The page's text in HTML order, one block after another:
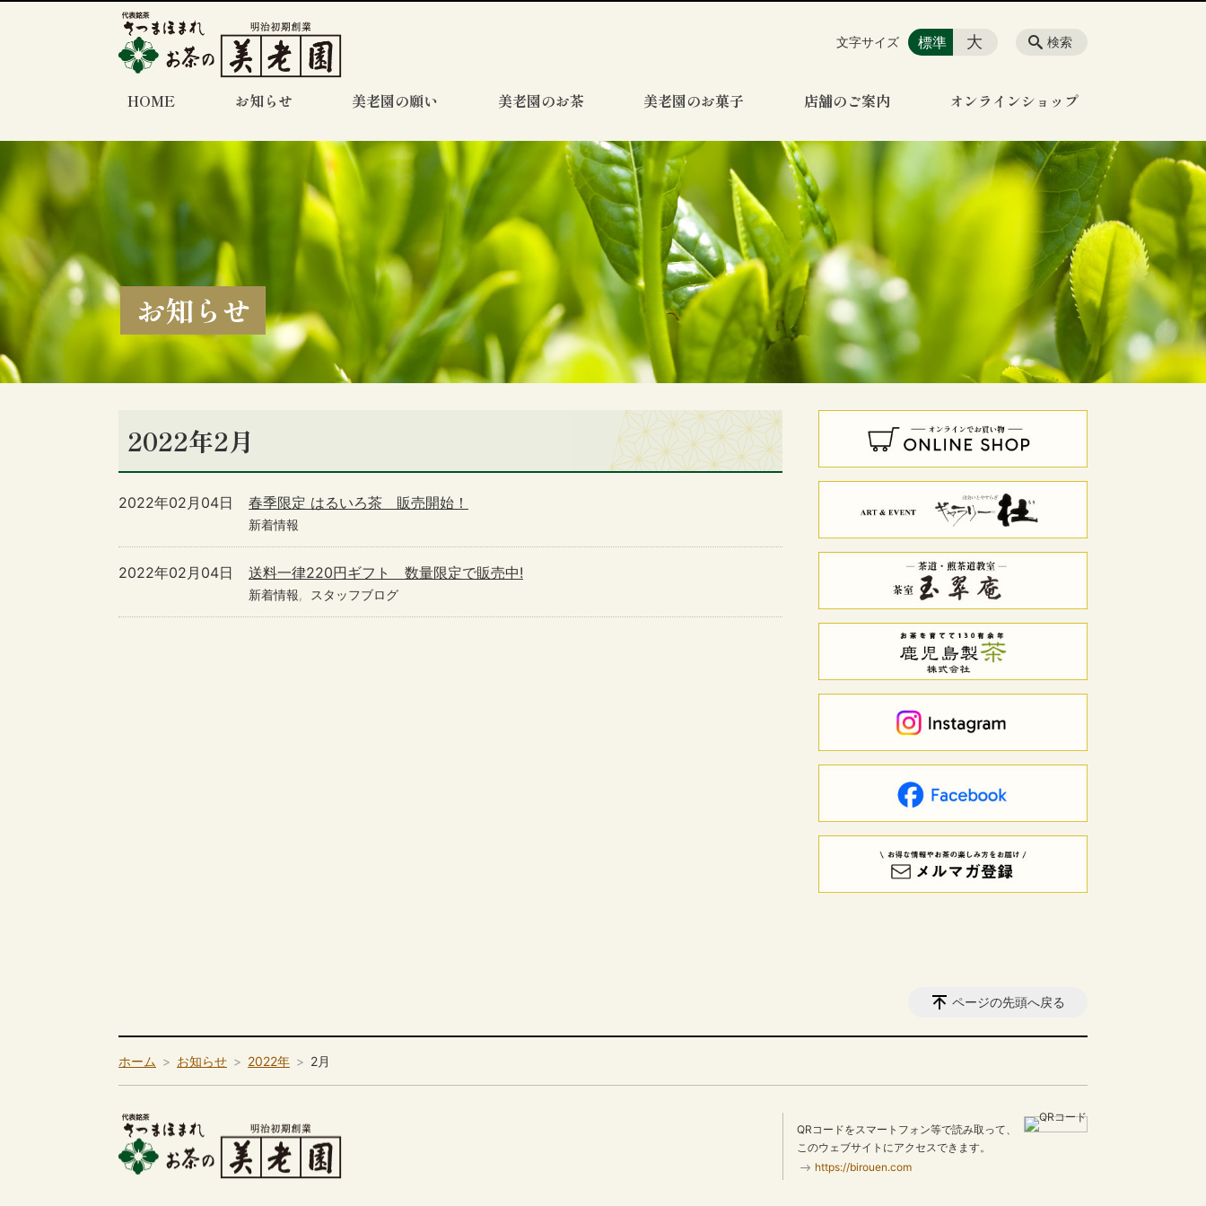
HOME お知らせ 美老園の願い 美老園のお茶 美老園のお菓子 店舗のご案内 オンラインショップ
検索
文字サイズ 標準 大
お知らせ
2022年2月
春季限定 はるいろ茶 販売開始！
2022年02月04日
新着情報
送料一律220円ギフト 数量限定で販売中!
2022年02月04日
新着情報 スタッフブログ
ページの先頭へ戻る
ホーム お知らせ 2022年 2月
QRコードをスマートフォン等で読み取って、
このウェブサイトにアクセスできます。
https://birouen.com